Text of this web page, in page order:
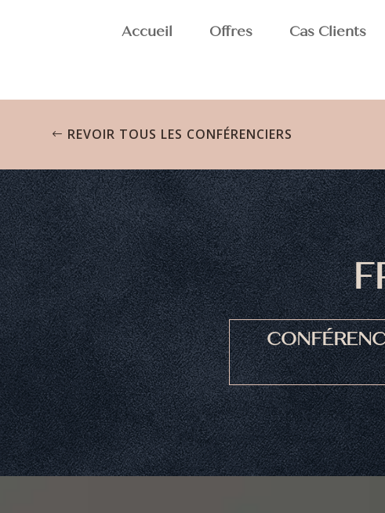
Accueil Offres Cas Clients
REVOIR TOUS LES CONFÉRENCIERS